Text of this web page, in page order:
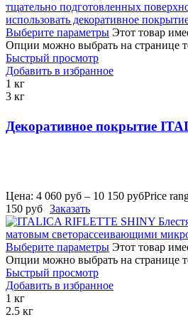
Выберите параметры Этот товар
Опции можно выбрать на странице
Быстрый просмотр
Добавить в избранное
1 кг
3 кг
Декоративное покрытие
Цена: 4 060 руб – 10 150 рубPrice
150 руб Заказать
Выберите параметры Этот товар
Опции можно выбрать на странице
Быстрый просмотр
Добавить в избранное
1 кг
2.5 кг